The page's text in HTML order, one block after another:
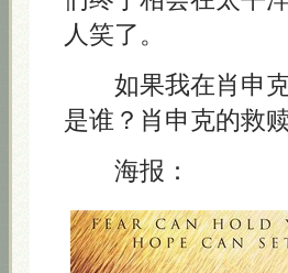
人笑了。
如果我在肖申克
是谁？肖申克的救
海报：